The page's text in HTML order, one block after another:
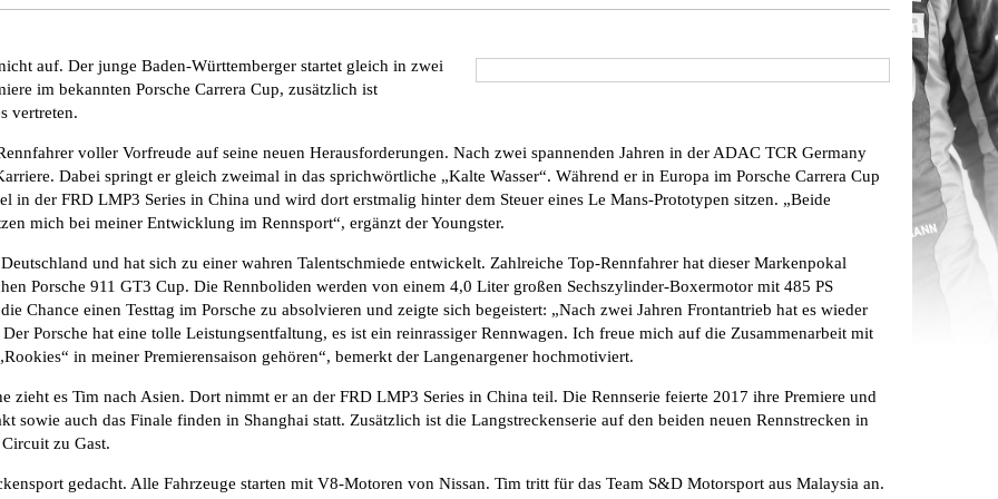
auf. Der junge Baden-Württemberger startet gleich in zwei
im bekannten Porsche Carrera Cup, zusätzlich ist
vertreten.
voller Vorfreude auf seine neuen Herausforderungen. Nach zwei spannenden Jahren in der ADAC TCR Germany
Dabei springt er gleich zweimal in das sprichwörtliche „Kalte Wasser“. Während er in Europa im Porsche Carrera Cup
in der FRD LMP3 Series in China und wird dort erstmalig hinter dem Steuer eines Le Mans-Prototypen sitzen. „Beide
mich bei meiner Entwicklung im Rennsport“, ergänzt der Youngster.
und hat sich zu einer wahren Talentschmiede entwickelt. Zahlreiche Top-Rennfahrer hat dieser Markenpokal
Porsche 911 GT3 Cup. Die Rennboliden werden von einem 4,0 Liter großen Sechszylinder-Boxermotor mit 485 PS
Chance einen Testtag im Porsche zu absolvieren und zeigte sich begeistert: „Nach zwei Jahren Frontantrieb hat es wieder
Porsche hat eine tolle Leistungsentfaltung, es ist ein reinrassiger Rennwagen. Ich freue mich auf die Zusammenarbeit mit
in meiner Premierensaison gehören“, bemerkt der Langenargener hochmotiviert.
zieht es Tim nach Asien. Dort nimmt er an der FRD LMP3 Series in China teil. Die Rennserie feierte 2017 ihre Premiere und
sowie auch das Finale finden in Shanghai statt. Zusätzlich ist die Langstreckenserie auf den beiden neuen Rennstrecken in
zu Gast.
gedacht. Alle Fahrzeuge starten mit V8-Motoren von Nissan. Tim tritt für das Team S&D Motorsport aus Malaysia an.